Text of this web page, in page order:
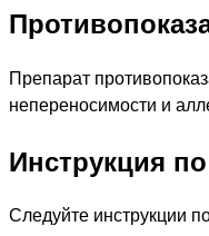
Препарат
непереносимости и
Инструкция
Следуйте инструкции